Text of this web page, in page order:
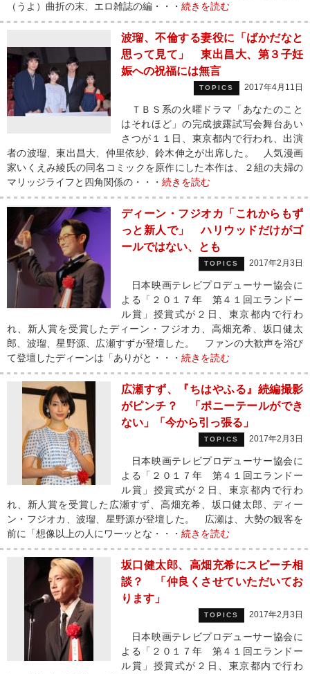
（うよ）曲折の末、エロ雑誌の編・・・ 続きを読む
波瑠、不倫する妻役に「ばかだなと
思って見て」 東出昌大、第３子妊
娠への祝福には無言
TOPICS 2017年4月11日
ＴＢＳ系の火曜ドラマ「あなたのこと
はそれほど」の完成披露試写会舞台あい
さつが１１日、東京都内で行われ、出演
者の波瑠、東出昌大、仲里依紗、鈴木伸之が出席した。 人気漫画
家いくえみ綾氏の同名コミックを原作にした本作は、２組の夫婦の
マリッジライフと四角関係の・・・ 続きを読む
ディーン・フジオカ「これからもず
っと新人で」 ハリウッドだけがゴ
ールではない、とも
TOPICS 2017年2月3日
日本映画テレビプロデューサー協会に
よる「２０１７年 第４１回エランドー
ル賞」授賞式が２日、東京都内で行わ
れ、新人賞を受賞したディーン・フジオカ、高畑充希、坂口健太
郎、波瑠、星野源、広瀬すずが登壇した。 ファンの大歓声を浴び
て登壇したディーンは「ありがと・・・ 続きを読む
広瀬すず、『ちはやふる』続編撮影
がピンチ？ 「ポニーテールができ
ない」「今から引っ張る」
TOPICS 2017年2月3日
日本映画テレビプロデューサー協会に
よる「２０１７年 第４１回エランドー
ル賞」授賞式が２日、東京都内で行わ
れ、新人賞を受賞した広瀬すず、高畑充希、坂口健太郎、ディー
ン・フジオカ、波瑠、星野源が登壇した。 広瀬は、大勢の観客を
前に「想像以上の人にワーッとな・・・ 続きを読む
坂口健太郎、高畑充希にスピーチ相
談？ 「仲良くさせていただいてお
ります」
TOPICS 2017年2月3日
日本映画テレビプロデューサー協会に
よる「２０１７年 第４１回エランドー
ル賞」授賞式が２日、東京都内で行わ